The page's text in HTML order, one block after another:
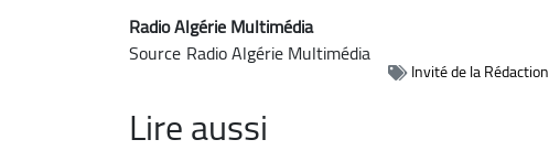
Radio Algérie Multimédia
Source Radio Algérie Multimédia
Invité de la Rédaction
Lire aussi